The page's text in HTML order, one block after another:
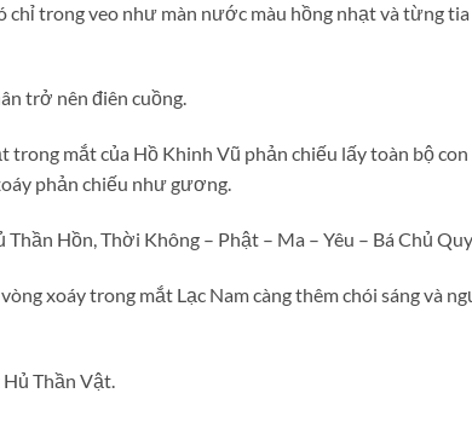
trong veo như màn nước màu hồng nhạt và từng
trở nên điên cuồng.
mắt của Hồ Khinh Vũ phản chiếu lấy toàn bộ con
phản chiếu như gương.
Hồn, Thời Không – Phật – Ma – Yêu – Bá Chủ
xoáy trong mắt Lạc Nam càng thêm chói sáng và
Thần Vật.